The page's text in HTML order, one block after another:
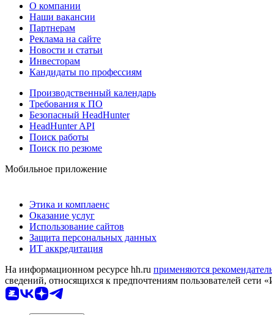
О компании
Наши вакансии
Партнерам
Реклама на сайте
Новости и статьи
Инвесторам
Кандидаты по профессиям
Производственный календарь
Требования к ПО
Безопасный HeadHunter
HeadHunter API
Поиск работы
Поиск по резюме
Мобильное приложение
Этика и комплаенс
Оказание услуг
Использование сайтов
Защита персональных данных
ИТ аккредитация
На информационном ресурсе hh.ru применяются
сведений, относящихся к предпочтениям пользователей